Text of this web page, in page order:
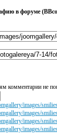
в форуме
комментарии не